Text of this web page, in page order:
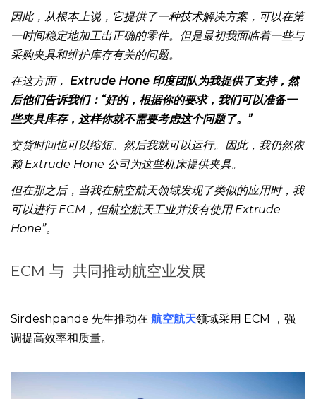
在同一台Extrude Hone机床上开发了所有其他的 GDI
因此，从根本上说，它提供了一种技术解决方案，可以在第
一时间稳定地加工出正确的零件。但是最初我面临着一些与
采购夹具和维护库存有关的问题。
在这方面，Extrude Hone 印度团队为我提供了支持，然
后他们告诉我们：“好的，根据你的要求，我们可以准备一
些夹具库存，这样你就不需要考虑这个问题了。”
交货时间也可以缩短。然后我就可以运行。因此，我仍然依
赖 Extrude Hone 公司为这些机床提供夹具。
但在那之后，当我在航空航天领域发现了类似的应用时，我
可以进行 ECM，但航空航天工业并没有使用 Extrude
Sirdeshpande 先生推动在